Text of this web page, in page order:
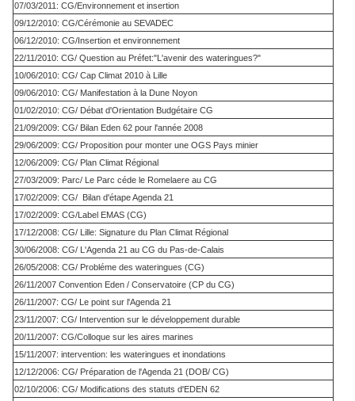
07/03/2011: CG/Environnement et insertion
09/12/2010: CG/Cérémonie au SEVADEC
06/12/2010: CG/Insertion et environnement
22/11/2010: CG/ Question au Préfet:"L'avenir des wateringues?"
10/06/2010: CG/ Cap Climat 2010 à Lille
09/06/2010: CG/ Manifestation à la Dune Noyon
01/02/2010: CG/ Débat d'Orientation Budgétaire CG
21/09/2009: CG/ Bilan Eden 62 pour l'année 2008
29/06/2009: CG/ Proposition pour monter une OGS Pays minier
12/06/2009: CG/ Plan Climat Régional
27/03/2009: Parc/ Le Parc céde le Romelaere au CG
17/02/2009: CG/ Bilan d'étape Agenda 21
17/02/2009: CG/Label EMAS (CG)
17/12/2008: CG/ Lille: Signature du Plan Climat Régional
30/06/2008: CG/ L'Agenda 21 au CG du Pas-de-Calais
26/05/2008: CG/ Probléme des wateringues (CG)
26/11/2007 Convention Eden / Conservatoire (CP du CG)
26/11/2007: CG/ Le point sur l'Agenda 21
23/11/2007: CG/ Intervention sur le développement durable
20/11/2007: CG/Colloque sur les aires marines
15/11/2007: intervention: les wateringues et inondations
12/12/2006: CG/ Préparation de l'Agenda 21 (DOB/ CG)
02/10/2006: CG/ Modifications des statuts d'EDEN 62